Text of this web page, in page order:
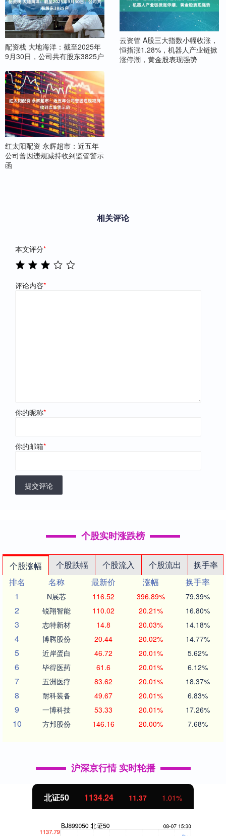
配资栈 大地海洋：截至2025年
9月30日，公司共有股东3825户
云资管 A股三大指数小幅收涨，
恒指涨1.28%，机器人产业链掀
涨停潮，黄金股表现强势
红太阳配资 永辉超市：近五年
公司曾因违规减持收到监管警示
函
相关评论
本文评分*
评论内容*
你的昵称*
你的邮箱*
提交评论
个股实时涨跌榜
个股涨幅 个股跌幅 个股流入 个股流出
换手率
排名
名称 最新价 涨幅
换手率
1
N展芯 116.52 396.89% 79.39%
2 锐翔智能 110.02 20.21% 16.80%
3 志特新材 14.8 20.03% 14.18%
4 博腾股份 20.44 20.02% 14.77%
5 近岸蛋白 46.72 20.01% 5.62%
6 毕得医药 61.6 20.01% 6.12%
7 五洲医疗 83.62 20.01% 18.37%
8 耐科装备 49.67 20.01% 6.83%
9 一博科技 53.33 20.01% 17.26%
10 方邦股份 146.16 20.00% 7.68%
沪深京行情 实时轮播
北证50 1134.24 11.37 1.01%